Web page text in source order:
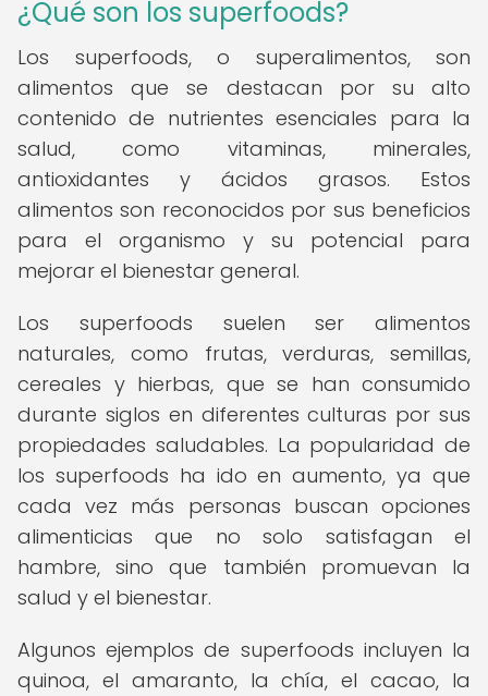
¿Qué son los superfoods?
Los superfoods, o superalimentos, son
alimentos que se destacan por su alto
contenido de nutrientes esenciales para la
salud, como vitaminas, minerales,
antioxidantes y ácidos grasos. Estos
alimentos son reconocidos por sus beneficios
para el organismo y su potencial para
mejorar el bienestar general.
Los superfoods suelen ser alimentos
naturales, como frutas, verduras, semillas,
cereales y hierbas, que se han consumido
durante siglos en diferentes culturas por sus
propiedades saludables. La popularidad de
los superfoods ha ido en aumento, ya que
cada vez más personas buscan opciones
alimenticias que no solo satisfagan el
hambre, sino que también promuevan la
salud y el bienestar.
Algunos ejemplos de superfoods incluyen la
quinoa, el amaranto, la chía, el cacao, la